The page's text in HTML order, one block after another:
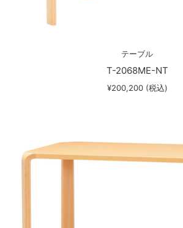
テーブル
T-2068ME-NT
¥200,200 (税込)